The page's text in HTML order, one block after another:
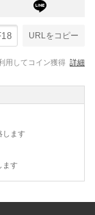
URLをコピー
用してコイン獲得 詳細
します
ます